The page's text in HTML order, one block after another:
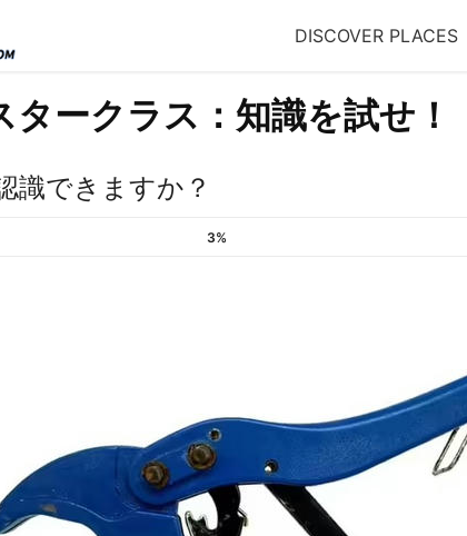
DISCOVER PLACES
タークラス：知識を試せ！
識できますか？
3%